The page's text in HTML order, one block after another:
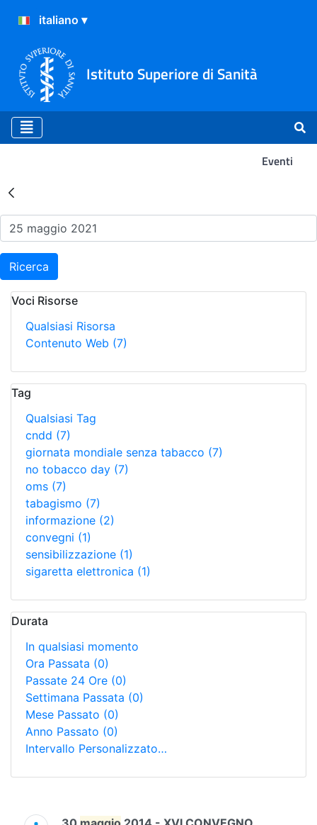
Istituto Superiore di Sanità
Eventi
Risultati della Ricerca -
Ricerca
Voci Risorse
Qualsiasi Risorsa
Contenuto Web (7)
Tag
Qualsiasi Tag
cndd (7)
giornata mondiale senza tabacco (7)
no tobacco day (7)
oms (7)
tabagismo (7)
informazione (2)
convegni (1)
sensibilizzazione (1)
sigaretta elettronica (1)
Durata
In qualsiasi momento
Ora Passata (0)
Passate 24 Ore (0)
Settimana Passata (0)
Mese Passato (0)
Anno Passato (0)
Intervallo Personalizzato…
Ricerca